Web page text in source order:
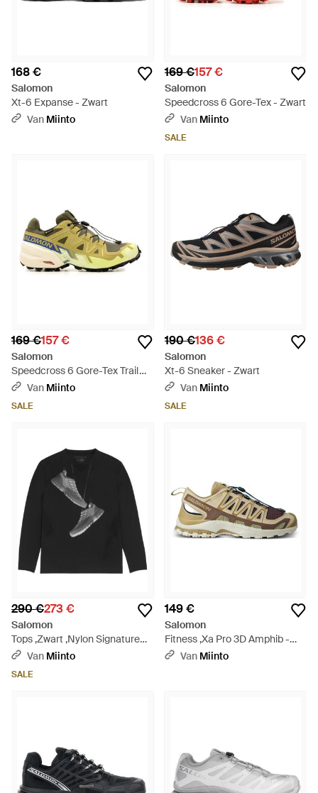
168 €
Salomon
Xt-6 Expanse - Zwart
Van Miinto
169 €157 €
Salomon
Speedcross 6 Gore-Tex - Zwart
Van Miinto
SALE
169 €157 €
Salomon
Speedcross 6 Gore-Tex Trail
Schoen - Groen
Van Miinto
SALE
190 €136 €
Salomon
Xt-6 Sneaker - Zwart
Van Miinto
SALE
290 €273 €
Salomon
Tops ,Zwart ,Nylon Signature
Numbers Motif Crew Neck
Van Miinto
SALE
149 €
Salomon
Fitness ,Xa Pro 3D Amphib -
Naturel
Van Miinto